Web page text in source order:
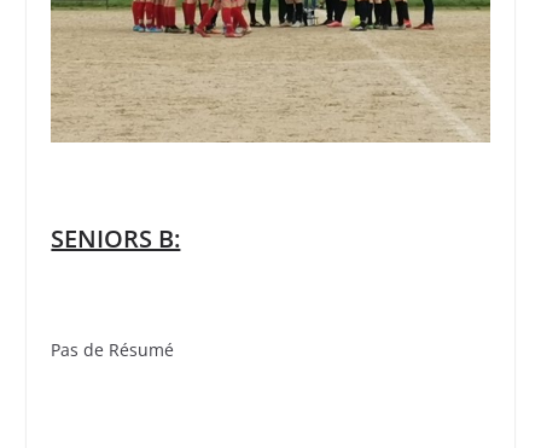
SENIORS B:
Pas de Résumé